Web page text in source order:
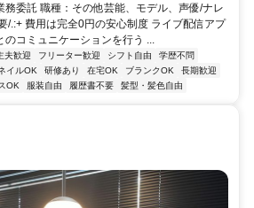
務委託 職種：その他芸能、モデル、声優/ナレ
/.:+ 費用は完全0円の安心制度 ライブ配信アプ
コミュニケーションを行う ...
夫歓迎 フリーター歓迎 シフト自由
学歴不問
イルOK 研修あり 在宅OK ブランクOK
長期歓迎
OK 服装自由 履歴書不要 髪型・髪色自由